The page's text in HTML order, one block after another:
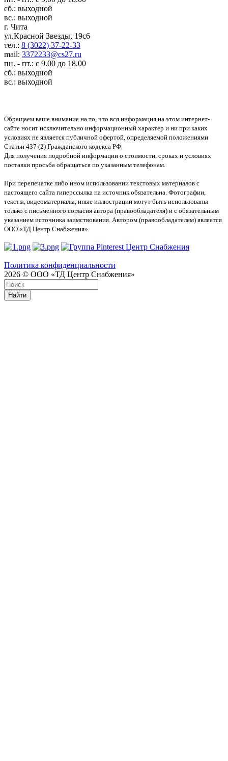
сб.: выходной
вс.: выходной
г. Чита
ул.Красной Звезды, 19с6
тел.: 8 (3022) 37-22-33
mail: 3372233@cs27.ru
пн. - пт.: с 9.00 до 18.00
сб.: выходной
вс.: выходной
Обращаем ваше внимание на то, что вся информация на этом интернет-
сайте носит исключительно информационный характер и ни при каких
условиях не является публичной офертой, определяемой положениями
Статьи 437 (2) Гражданского кодекса РФ.
Для получения подробной информации о стоимости, сроках и условиях
поставки просьба обращаться по указанным телефонам.
При перепечатке либо ином использовании текстовых материалов с
настоящего сайта гиперссылка на источник обязательна. Фотографии,
тексты, видеоматериалы, иные иллюстрации могут быть использованы
только с письменного согласия автора (правообладателя) и с обязательным
указанием источника заимствования. Автором (правообладателем) является
ООО «ТД Центр Снабжения»
Политика конфиденциальности
2026 © ООО «ТД Центр Снабжения»
Найти